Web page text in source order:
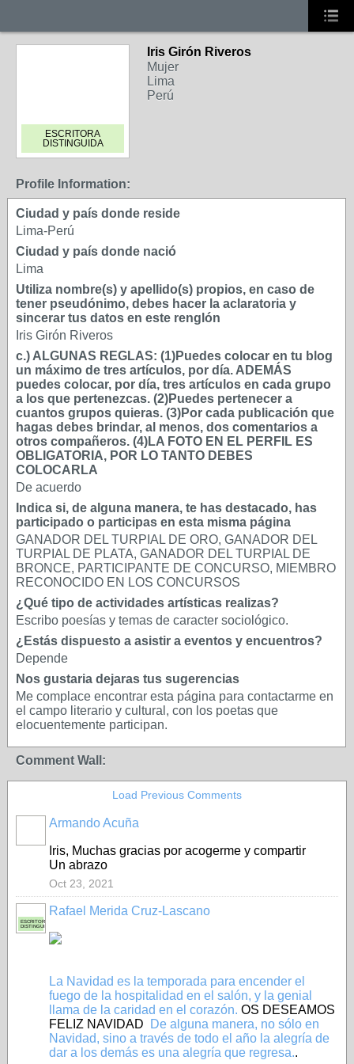
ESCRITORA
DISTINGUIDA
Iris Girón Riveros
Mujer
Lima
Perú
Profile Information:
Ciudad y país donde reside
Lima-Perú
Ciudad y país donde nació
Lima
Utiliza nombre(s) y apellido(s) propios, en caso de
tener pseudónimo, debes hacer la aclaratoria y
sincerar tus datos en este renglón
Iris Girón Riveros
c.) ALGUNAS REGLAS: (1)Puedes colocar en tu blog
un máximo de tres artículos, por día. ADEMÁS
puedes colocar, por día, tres artículos en cada grupo
a los que pertenezcas. (2)Puedes pertenecer a
cuantos grupos quieras. (3)Por cada publicación que
hagas debes brindar, al menos, dos comentarios a
otros compañeros. (4)LA FOTO EN EL PERFIL ES
OBLIGATORIA, POR LO TANTO DEBES
COLOCARLA
De acuerdo
Indica si, de alguna manera, te has destacado, has
participado o participas en esta misma página
GANADOR DEL TURPIAL DE ORO, GANADOR DEL
TURPIAL DE PLATA, GANADOR DEL TURPIAL DE
BRONCE, PARTICIPANTE DE CONCURSO, MIEMBRO
RECONOCIDO EN LOS CONCURSOS
¿Qué tipo de actividades artísticas realizas?
Escribo poesías y temas de caracter sociológico.
¿Estás dispuesto a asistir a eventos y encuentros?
Depende
Nos gustaria dejaras tus sugerencias
Me complace encontrar esta página para contactarme en
el campo literario y cultural, con los poetas que
elocuentemente participan.
Comment Wall:
Load Previous Comments
Armando Acuña
Iris, Muchas gracias por acogerme y compartir
Un abrazo
Oct 23, 2021
ESCRITOR
DISTINGUIDO
Rafael Merida Cruz-Lascano
La Navidad es la temporada para encender el
fuego de la hospitalidad en el salón, y la genial
llama de la caridad en el corazón. OS DESEAMOS
FELIZ NAVIDAD
De alguna manera, no sólo en
Navidad, sino a través de todo el año la alegría de
dar a los demás es una alegría que regresa..